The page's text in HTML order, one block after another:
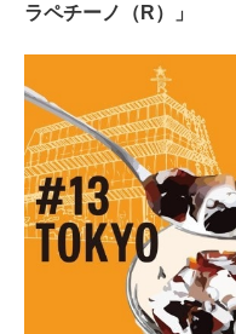
ラペチーノ（R）」